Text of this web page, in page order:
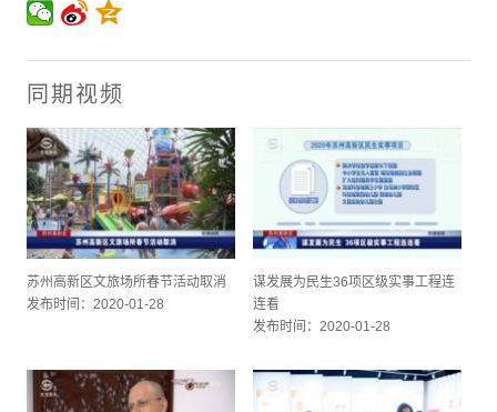
同期视频
苏州高新区文旅场所春节活动取消
发布时间：2020-01-28
谋发展为民生36项区级实事工程连
连看
发布时间：2020-01-28